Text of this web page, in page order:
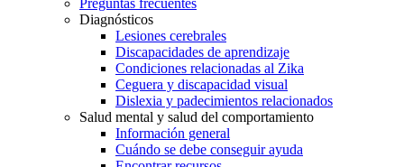
Diagnósticos
Lesiones cerebrales
Discapacidades de aprendizaje
Condiciones relacionadas al Zika
Ceguera y discapacidad visual
Dislexia y padecimientos relacionados
Salud mental y salud del comportamiento
Información general
Cuándo se debe conseguir ayuda